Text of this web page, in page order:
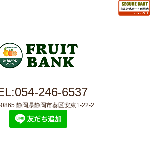
246-6537
静岡県静岡市葵区安東1-22-2